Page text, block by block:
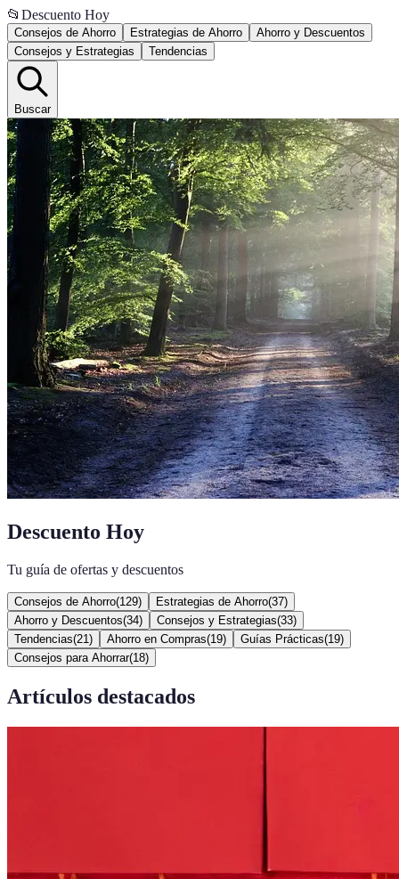
📂 Descuento Hoy
Consejos de Ahorro Estrategias de Ahorro
Ahorro y Descuentos
Consejos y Estrategias
Tendencias
Buscar
Descuento Hoy
Tu guía de ofertas y descuentos
Consejos de Ahorro(129) Estrategias de Ahorro(37)
Ahorro y Descuentos(34) Consejos y Estrategias(33)
Tendencias(21 ) Ahorro en Compras(19) Guías Prácticas(19)
Consejos para Ahorrar(18)
Artículos destacados